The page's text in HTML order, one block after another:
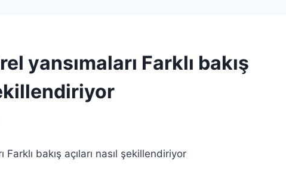
yansımaları Farklı bakış
Farklı bakış açıları nasıl şekillendiriyor